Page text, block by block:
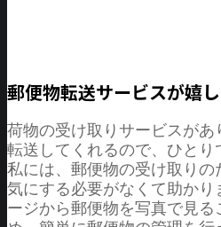
郵便物転送サービスが嬉
荷物の受け取りサービスが
転送してくれるので、ひと
私には、郵便物の受け取り
気にする必要がなくて助か
ージから郵便物を写真で見る